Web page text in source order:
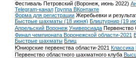
Фестиваль Петровский (Воронеж, июнь 2022)
Telegram-канал Группа ВКонтакте
Форма для регистрации Жеребьевки и
Быстрые шахматы (18 июня) Блицтурнир (19
Апрельский Воронеж Универсиада
Финал чемпионата Воронежской области-2021
Быстрые шахматы Блиц
Юниорские первенства области-2021 Классика
Первенство областного шахматного клуба